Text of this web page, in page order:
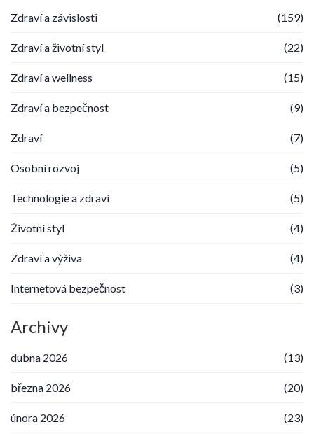
Zdraví a závislosti (159)
Zdraví a životní styl (22)
Zdraví a wellness (15)
Zdraví a bezpečnost (9)
Zdraví (7)
Osobní rozvoj (5)
Technologie a zdraví (5)
Životní styl (4)
Zdraví a výživa (4)
Internetová bezpečnost (3)
Archivy
dubna 2026 (13)
března 2026 (20)
února 2026 (23)